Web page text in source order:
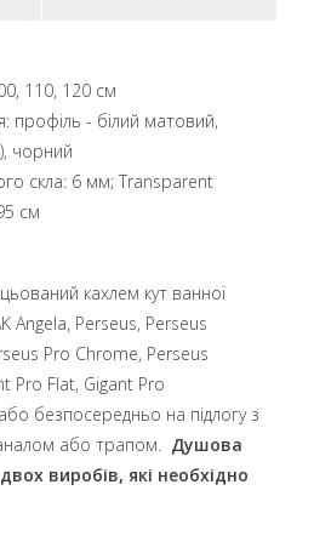
110, 120 см
профіль - білий матовий,
чорний
скла: 6 мм; Transparent
см
кахлем кут ванної
Angela, Perseus, Perseus
Pro Chrome, Perseus
Pro Flat, Gigant Pro
або безпосередньо на підлогу з
або трапом. Душова
виробів, які необхідно